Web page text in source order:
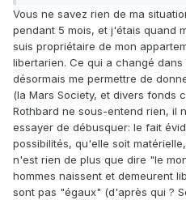
Vous ne savez rien de ma
pendant 5 mois, et j'étais quand
suis propriétaire de mon
libertarien. Ce qui a changé
désormais me permettre de
(la Mars Society, et divers fonds
Rothbard ne sous-entend rien, il
essayer de débusquer: le fait
possibilités, qu'elle soit
n'est rien de plus que dire "le
hommes naissent et demeurent
sont pas "égaux" (d'après qui ?